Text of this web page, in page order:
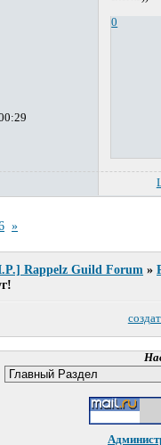
0
»
Rappelz Guild Forum »